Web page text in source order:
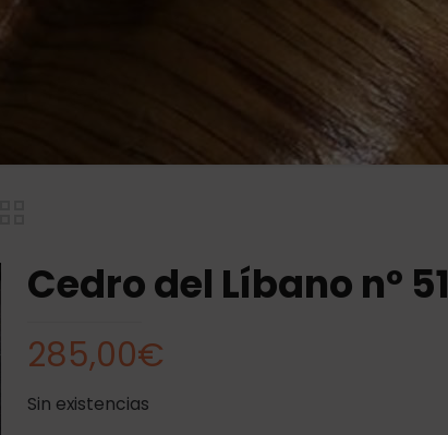
Cedro del Líbano nº 51
285,00€
Sin existencias